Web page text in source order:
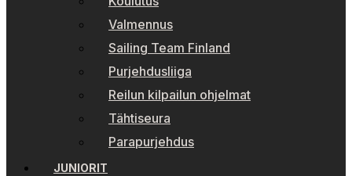
Valmennus
Sailing Team Finland
Purjehdusliiga
Reilun kilpailun ohjelmat
Tähtiseura
Parapurjehdus
JUNIORIT